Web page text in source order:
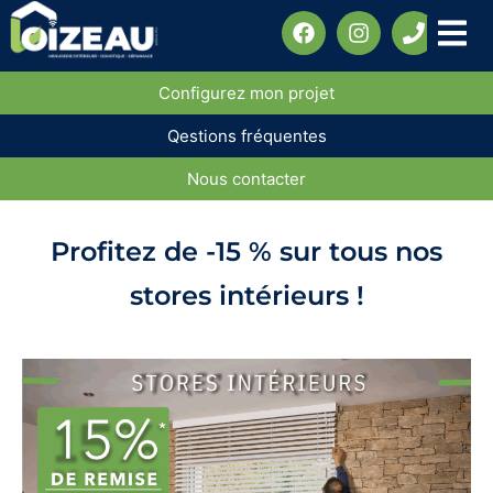
Configurez mon projet
Qestions fréquentes
Nous contacter
Profitez de -15 % sur tous nos
stores intérieurs !